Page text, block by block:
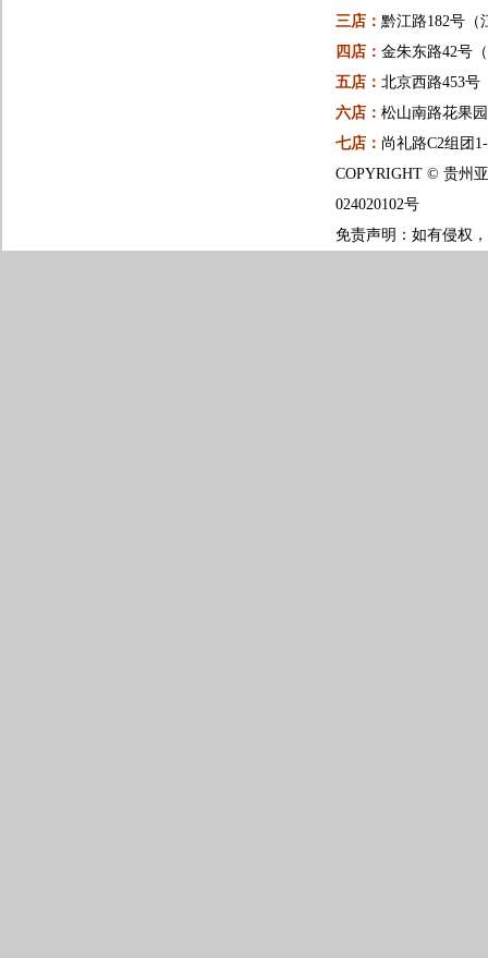
三店： 黔江路182号（
四店： 金朱东路42号
五店： 北京西路453号
六店： 松山南路花果
七店： 尚礼路C2组团
COPYRIGHT © 贵州
024020102号
免责声明：如有侵权